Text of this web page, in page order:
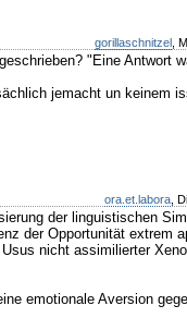
gorillaschnitzel ,
"Eine Antwort
jemacht un keinem
ora.et.labora ,
der linguistischen
der Opportunität extrem
nicht assimilierter
emotionale Aversion